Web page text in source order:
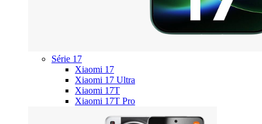
Série 17
Xiaomi 17
Xiaomi 17 Ultra
Xiaomi 17T
Xiaomi 17T Pro